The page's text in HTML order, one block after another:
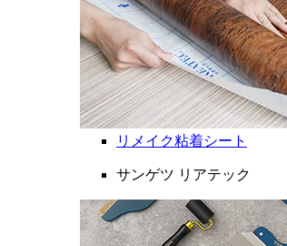
リメイク粘着シート
サンゲツ リアテック